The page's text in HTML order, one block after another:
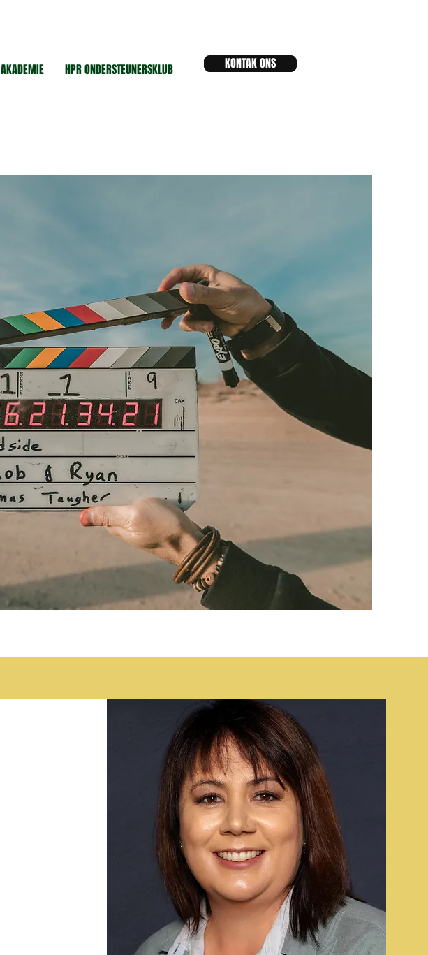
AKADEMIE HPR ONDERSTEUNERSKLUB KONTAK ONS